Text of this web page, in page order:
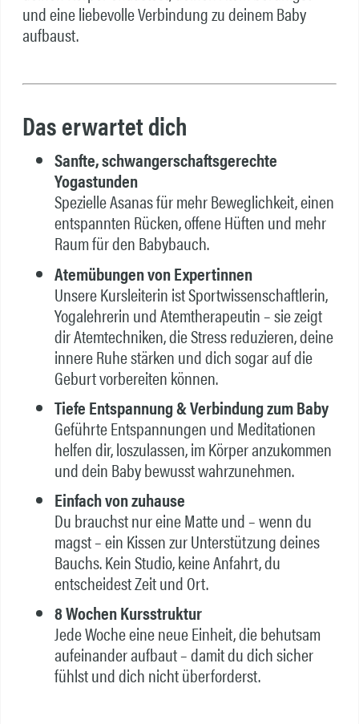
und eine liebevolle Verbindung zu deinem Baby
aufbaust.
Das erwartet dich
Sanfte, schwangerschaftsgerechte
Yogastunden
Spezielle Asanas für mehr Beweglichkeit, einen
entspannten Rücken, offene Hüften und mehr
Raum für den Babybauch.
Atemübungen von Expertinnen
Unsere Kursleiterin ist Sportwissenschaftlerin,
Yogalehrerin und Atemtherapeutin – sie zeigt
dir Atemtechniken, die Stress reduzieren, deine
innere Ruhe stärken und dich sogar auf die
Geburt vorbereiten können.
Tiefe Entspannung & Verbindung zum Baby
Geführte Entspannungen und Meditationen
helfen dir, loszulassen, im Körper anzukommen
und dein Baby bewusst wahrzunehmen.
Einfach von zuhause
Du brauchst nur eine Matte und – wenn du
magst – ein Kissen zur Unterstützung deines
Bauchs. Kein Studio, keine Anfahrt, du
entscheidest Zeit und Ort.
8 Wochen Kursstruktur
Jede Woche eine neue Einheit, die behutsam
aufeinander aufbaut – damit du dich sicher
fühlst und dich nicht überforderst.